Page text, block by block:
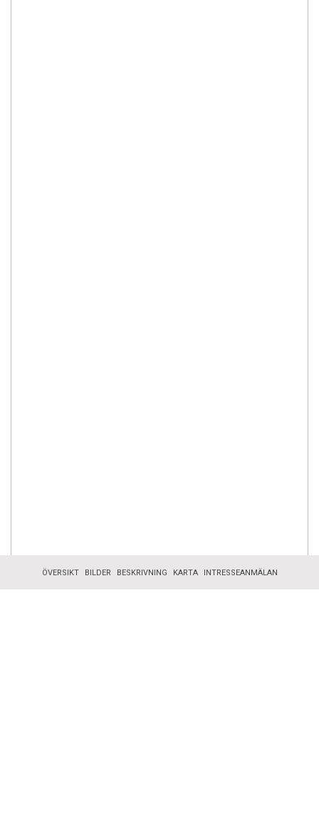
ÖVERSIKT BILDER BESKRIVNING KARTA INTRESSEANMÄLAN